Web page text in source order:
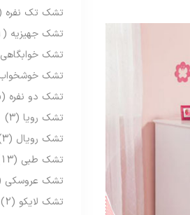
تشک تک نفره
تشک جهیزیه (1)
تشک خوابگاهی
تشک
تشک دو نفره (25)
تشک رویا (3)
تشک رویال (3)
تشک طبی (13)
تشک عروسکی
تشک لایکو (2)